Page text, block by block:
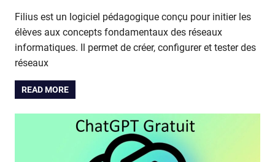
Filius est un logiciel pédagogique conçu pour initier les
élèves aux concepts fondamentaux des réseaux
informatiques. Il permet de créer, configurer et tester des
réseaux
READ MORE